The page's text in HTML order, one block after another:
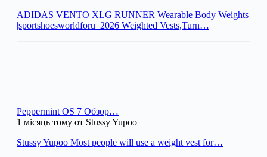
ADIDAS VENTO XLG RUNNER Wearable Body Weights
|sportshoesworldforu_2026 Weighted Vests,Turn…
Peppermint OS 7 Обзор…
1 місяць тому от Stussy Yupoo
Stussy Yupoo Most people will use a weight vest for…